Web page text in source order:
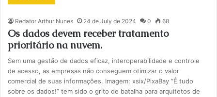
Redator Arthur Nunes 24 de July de 2024 0 68
Os dados devem receber tratamento
prioritário na nuvem.
Sem uma gestão de dados eficaz, interoperabilidade e controle
de acesso, as empresas não conseguem otimizar o valor
comercial de suas informações. Imagem: xsix/PixaBay “É tudo
sobre os dados!” tem sido o grito de batalha para arquitetos de